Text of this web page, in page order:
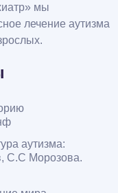
мы
лечение аутизма
аутизма:
С.С Морозова.